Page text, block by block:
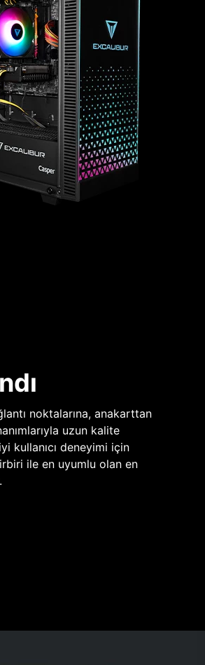
noktalarına, anakarttan
uzun kalite
kullanıcı deneyimi için
ile en uyumlu olan en